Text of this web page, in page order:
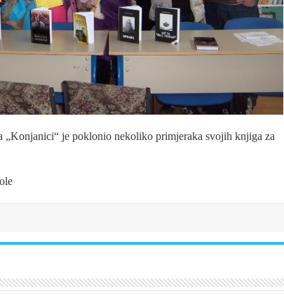
„Konjanici“ je poklonio nekoliko primjeraka svojih knjiga za